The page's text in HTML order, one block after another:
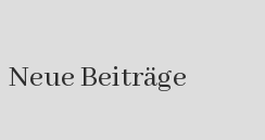
Neue Beiträge